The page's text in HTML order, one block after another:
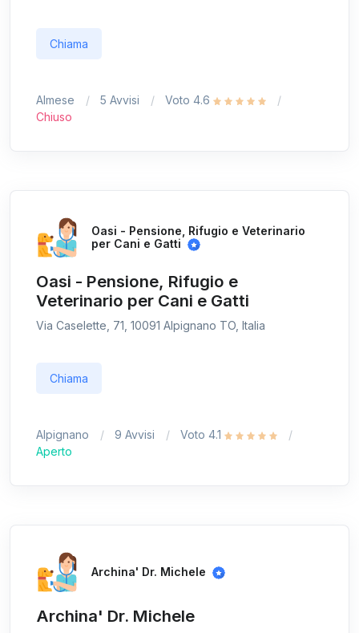
Chiama
Almese 5 Avvisi
Voto 4.6
Chiuso
Oasi - Pensione, Rifugio e Veterinario
per Cani e Gatti
Oasi - Pensione, Rifugio e
Veterinario per Cani e Gatti
Via Caselette, 71, 10091 Alpignano TO, Italia
Chiama
Alpignano 9 Avvisi
Voto 4.1
Aperto
Archina' Dr. Michele
Archina' Dr. Michele